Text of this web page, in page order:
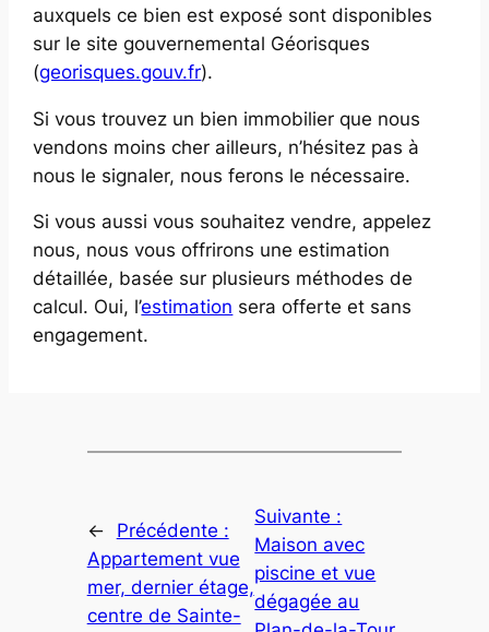
auxquels ce bien est exposé sont disponibles
sur le site gouvernemental Géorisques
(georisques.gouv.fr).
Si vous trouvez un bien immobilier que nous
vendons moins cher ailleurs, n’hésitez pas à
nous le signaler, nous ferons le nécessaire.
Si vous aussi vous souhaitez vendre, appelez
nous, nous vous offrirons une estimation
détaillée, basée sur plusieurs méthodes de
calcul. Oui, l’estimation sera offerte et sans
engagement.
←
Précédente :
Appartement vue
mer, dernier étage,
centre de Sainte-
Suivante :
Maison avec
piscine et vue
dégagée au